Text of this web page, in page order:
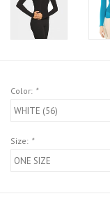
Color: *
Size: *